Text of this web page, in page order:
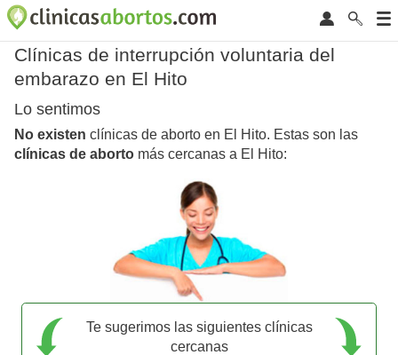
Clínicas de interrupción voluntaria del
embarazo en El Hito
Lo sentimos
No existen clínicas de aborto en El Hito. Estas son las
clínicas de aborto más cercanas a El Hito:
Te sugerimos las siguientes clínicas
cercanas